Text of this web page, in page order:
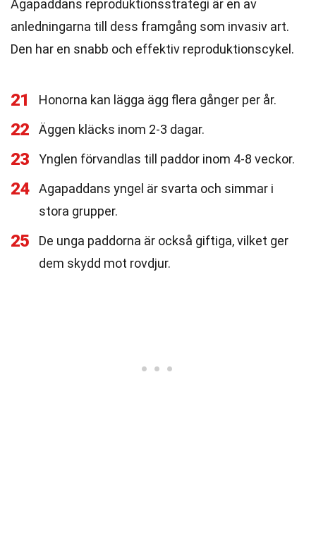
Agapaddans reproduktionsstrategi är en av
anledningarna till dess framgång som invasiv art.
Den har en snabb och effektiv reproduktionscykel.
21 Honorna kan lägga ägg flera gånger per år.
22 Äggen kläcks inom 2-3 dagar.
23 Ynglen förvandlas till paddor inom 4-8 veckor.
24
Agapaddans yngel är svarta och simmar i
stora grupper.
25
De unga paddorna är också giftiga, vilket ger
dem skydd mot rovdjur.